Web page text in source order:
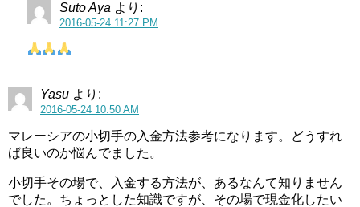
Suto Aya より:
2016-05-24 11:27 PM
Yasu より:
2016-05-24 10:50 AM
マレーシアの小切手の入金方法参考になります。どうすれ
ば良いのか悩んでました。
小切手その場で、入金する方法が、あるなんて知りません
でした。ちょっとした知識ですが、その場で現金化したい